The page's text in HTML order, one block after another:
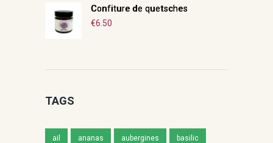
Confiture de quetsches
€6.50
TAGS
ail ananas aubergines basilic